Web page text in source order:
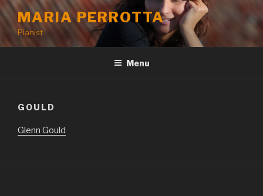
Aller
au
contenu
principal
MARIA PERROTTA
Pianist
Menu
GOULD
Glenn Gould